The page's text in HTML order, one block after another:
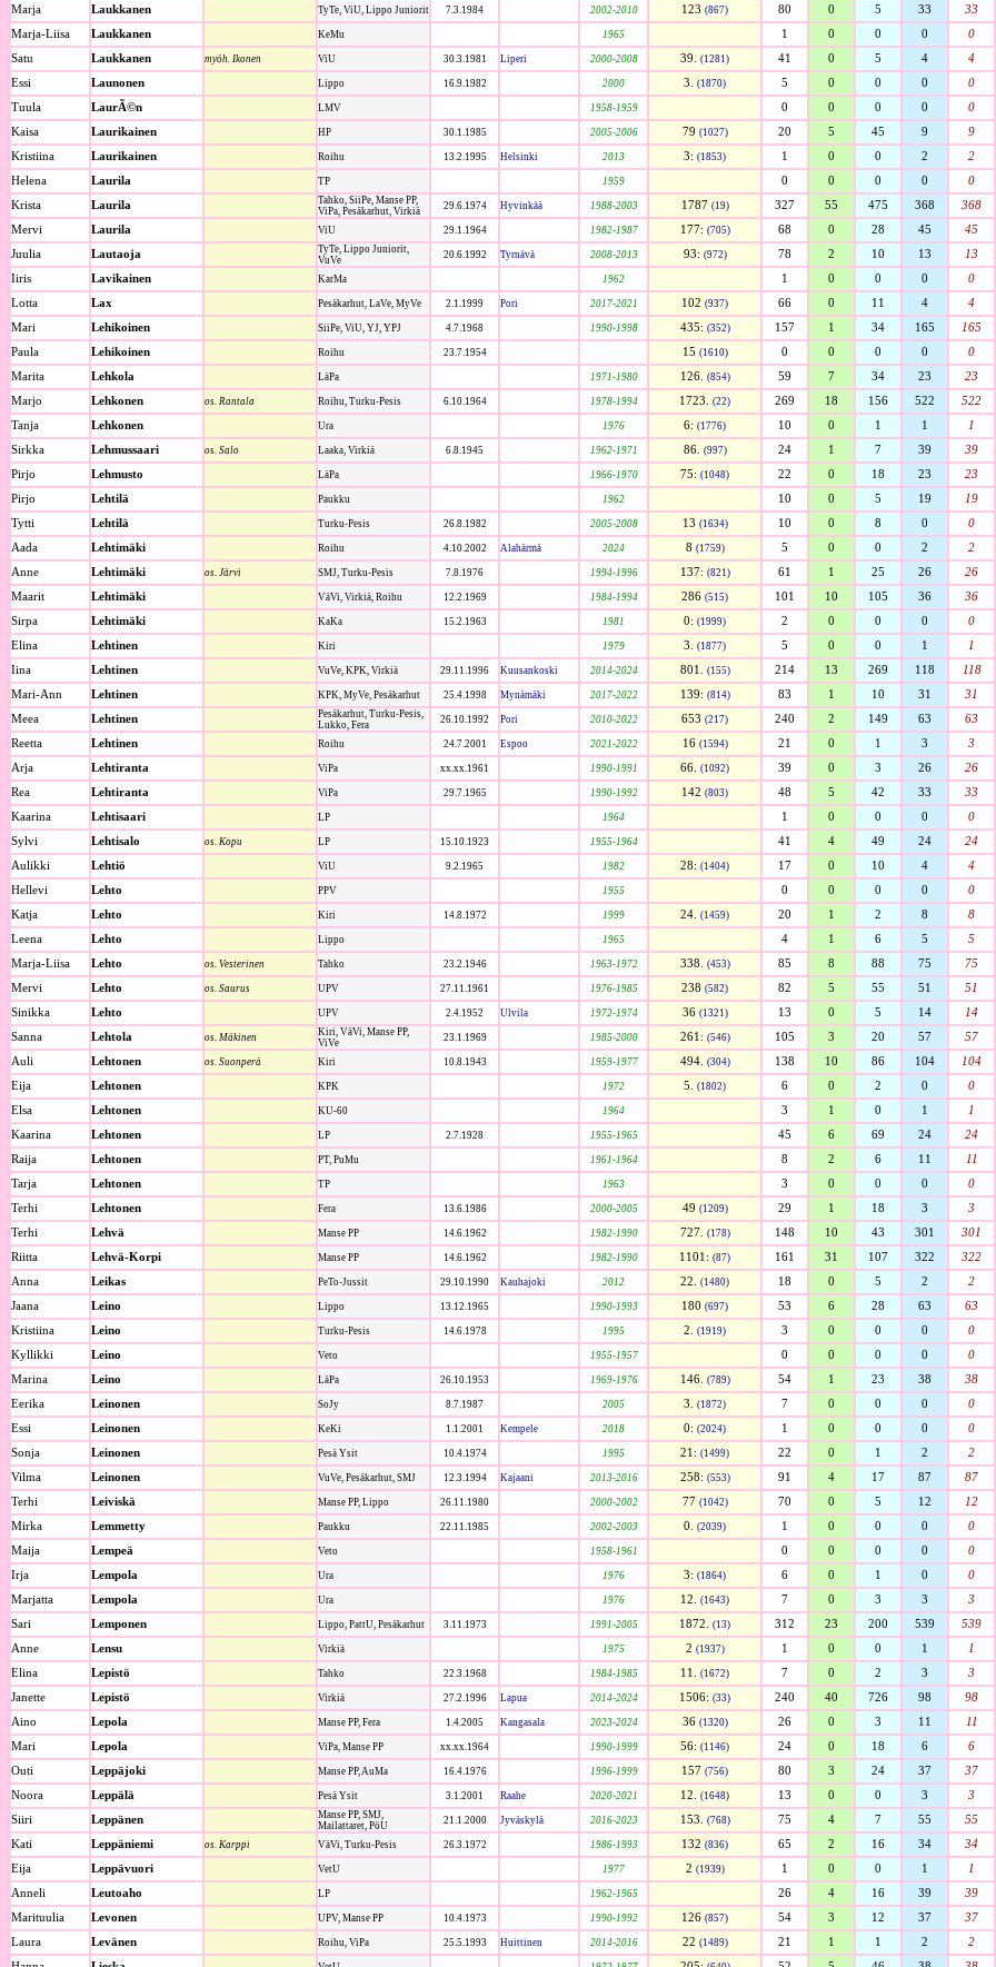
Marja
Laukkanen TyTe, ViU, Lippo Juniorit 7.3.1984 2002-2010 123 (867) 80 0 5 33
33
Marja-Liisa
Laukkanen KeMu 1965 1 0 0 0
0
Satu
Laukkanen myöh. Ikonen ViU 30.3.1981 Liperi 2000-2008 39. (1281) 41 0 5 4
4
Essi
Launonen Lippo 16.9.1982 2000 3. (1870) 5 0 0 0
0
Tuula
LaurÃ©n LMV 1958-1959 0 0 0 0
0
Kaisa
Laurikainen HP 30.1.1985 2005-2006 79 (1027) 20 5 45 9
9
Kristiina
Laurikainen Roihu 13.2.1995 Helsinki 2013 3: (1853) 1 0 0 2
2
Helena
Laurila TP 1959 0 0 0 0
0
Krista
Laurila
Tahko, SiiPe, Manse PP,
ViPa, Pesäkarhut, Virkiä
29.6.1974 Hyvinkää 1988-2003 1787 (19) 327 55 475 368
368
Mervi
Laurila ViU 29.1.1964 1982-1987 177: (705) 68 0 28 45
45
Juulia
Lautaoja
TyTe, Lippo Juniorit,
VuVe
20.6.1992 Tyrnävä 2008-2013 93: (972) 78 2 10 13
13
Iiris
Lavikainen KarMa 1962 1 0 0 0
0
Lotta
Lax Pesäkarhut, LaVe, MyVe 2.1.1999 Pori 2017-2021 102 (937) 66 0 11 4
4
Mari
Lehikoinen SiiPe, ViU, YJ, YPJ 4.7.1968 1990-1998 435: (352) 157 1 34 165
165
Paula
Lehikoinen Roihu 23.7.1954 15 (1610) 0 0 0 0
0
Marita
Lehkola LäPa 1971-1980 126. (854) 59 7 34 23
23
Marjo
Lehkonen os. Rantala Roihu, Turku-Pesis 6.10.1964 1978-1994 1723. (22) 269 18 156 522
522
Tanja
Lehkonen Ura 1976 6: (1776) 10 0 1 1
1
Sirkka
Lehmussaari os. Salo Laaka, Virkiä 6.8.1945 1962-1971 86. (997) 24 1 7 39
39
Pirjo
Lehmusto LäPa 1966-1970 75: (1048) 22 0 18 23
23
Pirjo
Lehtilä Paukku 1962 10 0 5 19
19
Tytti
Lehtilä Turku-Pesis 26.8.1982 2005-2008 13 (1634) 10 0 8 0
0
Aada
Lehtimäki Roihu 4.10.2002 Alahärmä 2024 8 (1759) 5 0 0 2
2
Anne
Lehtimäki os. Järvi SMJ, Turku-Pesis 7.8.1976 1994-1996 137: (821) 61 1 25 26
26
Maarit
Lehtimäki VäVi, Virkiä, Roihu 12.2.1969 1984-1994 286 (515) 101 10 105 36
36
Sirpa
Lehtimäki KaKa 15.2.1963 1981 0: (1999) 2 0 0 0
0
Elina
Lehtinen Kiri 1979 3. (1877) 5 0 0 1
1
Iina
Lehtinen VuVe, KPK, Virkiä 29.11.1996 Kuusankoski 2014-2024 801. (155) 214 13 269 118
118
Mari-Ann
Lehtinen KPK, MyVe, Pesäkarhut 25.4.1998 Mynämäki 2017-2022 139: (814) 83 1 10 31
31
Meea
Lehtinen
Pesäkarhut, Turku-Pesis,
Lukko, Fera
26.10.1992 Pori 2010-2022 653 (217) 240 2 149 63
63
Reetta
Lehtinen Roihu 24.7.2001 Espoo 2021-2022 16 (1594) 21 0 1 3
3
Arja
Lehtiranta ViPa xx.xx.1961 1990-1991 66. (1092) 39 0 3 26
26
Rea
Lehtiranta ViPa 29.7.1965 1990-1992 142 (803) 48 5 42 33
33
Kaarina
Lehtisaari LP 1964 1 0 0 0
0
Sylvi
Lehtisalo os. Kopu LP 15.10.1923 1955-1964 41 4 49 24
24
Aulikki
Lehtiö ViU 9.2.1965 1982 28: (1404) 17 0 10 4
4
Hellevi
Lehto PPV 1955 0 0 0 0
0
Katja
Lehto Kiri 14.8.1972 1999 24. (1459) 20 1 2 8
8
Leena
Lehto Lippo 1965 4 1 6 5
5
Marja-Liisa
Lehto os. Vesterinen Tahko 23.2.1946 1963-1972 338. (453) 85 8 88 75
75
Mervi
Lehto os. Saurus UPV 27.11.1961 1976-1985 238 (582) 82 5 55 51
51
Sinikka
Lehto UPV 2.4.1952 Ulvila 1972-1974 36 (1321) 13 0 5 14
14
Sanna
Lehtola os. Mäkinen
Kiri, VäVi, Manse PP,
ViVe
23.1.1969 1985-2000 261: (546) 105 3 20 57
57
Auli
Lehtonen os. Suonperä Kiri 10.8.1943 1959-1977 494. (304) 138 10 86 104
104
Eija
Lehtonen KPK 1972 5. (1802) 6 0 2 0
0
Elsa
Lehtonen KU-60 1964 3 1 0 1
1
Kaarina
Lehtonen LP 2.7.1928 1955-1965 45 6 69 24
24
Raija
Lehtonen PT, PuMu 1961-1964 8 2 6 11
11
Tarja
Lehtonen TP 1963 3 0 0 0
0
Terhi
Lehtonen Fera 13.6.1986 2000-2005 49 (1209) 29 1 18 3
3
Terhi
Lehvä Manse PP 14.6.1962 1982-1990 727. (178) 148 10 43 301
301
Riitta
Lehvä-Korpi Manse PP 14.6.1962 1982-1990 1101: (87) 161 31 107 322
322
Anna
Leikas PeTo-Jussit 29.10.1990 Kauhajoki 2012 22. (1480) 18 0 5 2
2
Jaana
Leino Lippo 13.12.1965 1990-1993 180 (697) 53 6 28 63
63
Kristiina
Leino Turku-Pesis 14.6.1978 1995 2. (1919) 3 0 0 0
0
Kyllikki
Leino Veto 1955-1957 0 0 0 0
0
Marina
Leino LäPa 26.10.1953 1969-1976 146. (789) 54 1 23 38
38
Eerika
Leinonen SoJy 8.7.1987 2005 3. (1872) 7 0 0 0
0
Essi
Leinonen KeKi 1.1.2001 Kempele 2018 0: (2024) 1 0 0 0
0
Sonja
Leinonen Pesä Ysit 10.4.1974 1995 21: (1499) 22 0 1 2
2
Vilma
Leinonen VuVe, Pesäkarhut, SMJ 12.3.1994 Kajaani 2013-2016 258: (553) 91 4 17 87
87
Terhi
Leiviskä Manse PP, Lippo 26.11.1980 2000-2002 77 (1042) 70 0 5 12
12
Mirka
Lemmetty Paukku 22.11.1985 2002-2003 0. (2039) 1 0 0 0
0
Maija
Lempeä Veto 1958-1961 0 0 0 0
0
Irja
Lempola Ura 1976 3: (1864) 6 0 1 0
0
Marjatta
Lempola Ura 1976 12. (1643) 7 0 3 3
3
Sari
Lemponen Lippo, PattU, Pesäkarhut 3.11.1973 1991-2005 1872. (13) 312 23 200 539
539
Anne
Lensu Virkiä 1975 2 (1937) 1 0 0 1
1
Elina
Lepistö Tahko 22.3.1968 1984-1985 11. (1672) 7 0 2 3
3
Janette
Lepistö Virkiä 27.2.1996 Lapua 2014-2024 1506: (33) 240 40 726 98
98
Aino
Lepola Manse PP, Fera 1.4.2005 Kangasala 2023-2024 36 (1320) 26 0 3 11
11
Mari
Lepola ViPa, Manse PP xx.xx.1964 1990-1999 56: (1146) 24 0 18 6
6
Outi
Leppäjoki Manse PP, AuMa 16.4.1976 1996-1999 157 (756) 80 3 24 37
37
Noora
Leppälä Pesä Ysit 3.1.2001 Raahe 2020-2021 12. (1648) 13 0 0 3
3
Siiri
Leppänen
Manse PP, SMJ,
Mailattaret, PöU
21.1.2000 Jyväskylä 2016-2023 153. (768) 75 4 7 55
55
Kati
Leppäniemi os. Karppi VäVi, Turku-Pesis 26.3.1972 1986-1993 132 (836) 65 2 16 34
34
Eija
Leppävuori VetU 1977 2 (1939) 1 0 0 1
1
Anneli
Leutoaho LP 1962-1965 26 4 16 39
39
Marituulia
Levonen UPV, Manse PP 10.4.1973 1990-1992 126 (857) 54 3 12 37
37
Laura
Levänen Roihu, ViPa 25.5.1993 Huittinen 2014-2016 22 (1489) 21 1 1 2
2